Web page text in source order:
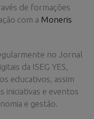
de formações
com a Moneris
no Jornal
da ISEG YES,
educativos, assim
iniciativas e eventos
e gestão.